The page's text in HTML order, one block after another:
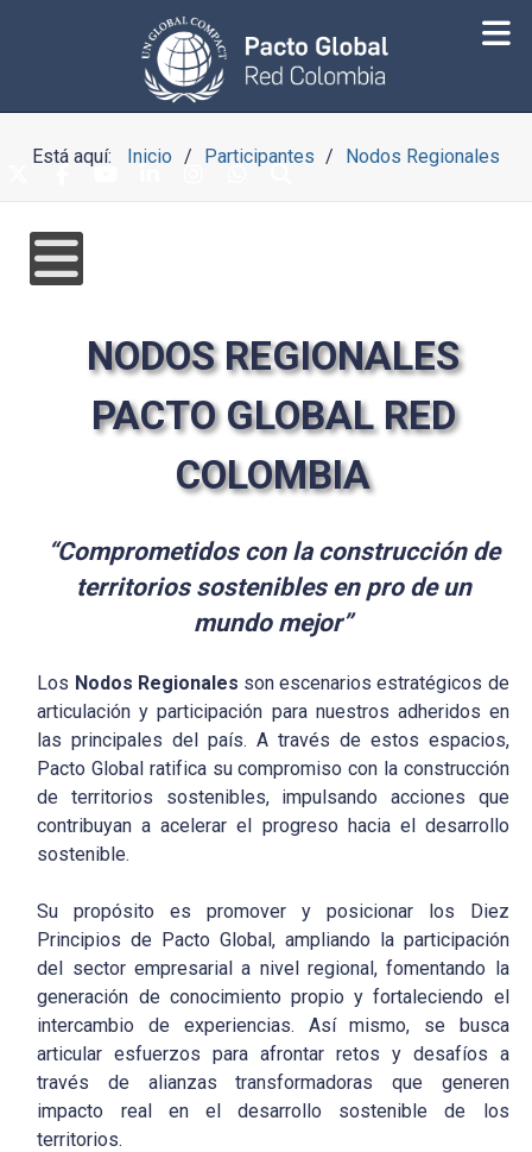
Está aquí: Inicio Participantes Nodos Regionales
NODOS REGIONALES
PACTO GLOBAL RED
COLOMBIA
“Comprometidos con la construcción de
territorios sostenibles en pro de un
mundo mejor”
Los Nodos Regionales son escenarios estratégicos de
articulación y participación para nuestros adheridos en
las principales del país. A través de estos espacios,
Pacto Global ratifica su compromiso con la construcción
de territorios sostenibles, impulsando acciones que
contribuyan a acelerar el progreso hacia el desarrollo
sostenible.
Su propósito es promover y posicionar los Diez
Principios de Pacto Global, ampliando la participación
del sector empresarial a nivel regional, fomentando la
generación de conocimiento propio y fortaleciendo el
intercambio de experiencias. Así mismo, se busca
articular esfuerzos para afrontar retos y desafíos a
través de alianzas transformadoras que generen
impacto real en el desarrollo sostenible de los
territorios.